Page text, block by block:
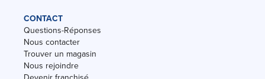
CONTACT
Questions-Réponses
Nous contacter
Trouver un magasin
Nous rejoindre